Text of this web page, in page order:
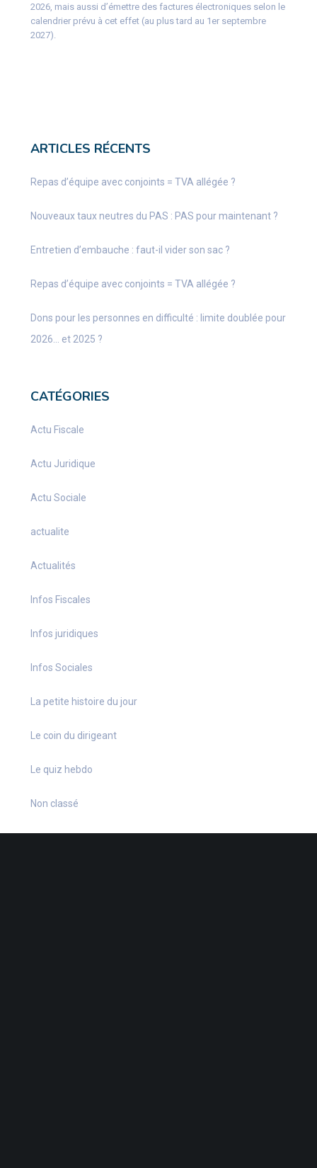
2026, mais aussi d’émettre des factures électroniques selon le
calendrier prévu à cet effet (au plus tard au 1er septembre
2027).
ARTICLES RÉCENTS
Repas d’équipe avec conjoints = TVA allégée ?
Nouveaux taux neutres du PAS : PAS pour maintenant ?
Entretien d’embauche : faut-il vider son sac ?
Repas d’équipe avec conjoints = TVA allégée ?
Dons pour les personnes en difficulté : limite doublée pour
2026… et 2025 ?
CATÉGORIES
Actu Fiscale
Actu Juridique
Actu Sociale
actualite
Actualités
Infos Fiscales
Infos juridiques
Infos Sociales
La petite histoire du jour
Le coin du dirigeant
Le quiz hebdo
Non classé